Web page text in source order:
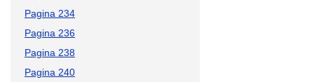
Pagina 234
Pagina 236
Pagina 238
Pagina 240